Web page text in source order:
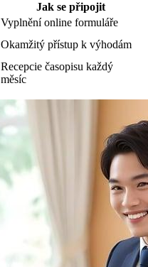
Jak se připojit
Vyplnění ⁢online‍ formuláře
Okamžitý přístup k výhodám
Recepcie časopisu každý
⁢měsíc